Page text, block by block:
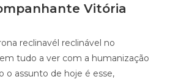
Vitória
reclinavél reclinável no
tudo a ver com a humanização
o assunto de hoje é esse,